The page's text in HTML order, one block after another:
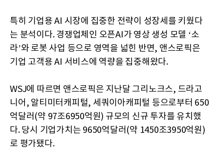
특히 기업용 AI 시장에 집중한 전략이 성장세를 키웠다
는 분석이다. 경쟁업체인 오픈AI가 영상 생성 모델 ‘소
라’와 로봇 사업 등으로 영역을 넓힌 반면, 앤스로픽은
기업 고객용 AI 서비스에 역량을 집중해왔다.
WSJ에 따르면 앤스로픽은 지난달 그리노크스, 드라고
니어, 알티미터캐피털, 세쿼이아캐피털 등으로부터 650
억달러(약 97조6950억원) 규모의 신규 투자를 유치했
다. 당시 기업가치는 9650억달러(약 1450조3950억원)
로 평가됐다.